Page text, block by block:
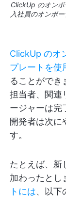
ClickUp のオン
入社員のオンボ
ClickUp のオ
プレートを使
ることができ
担当者、関連
ージャーは完
開発者は次に
す。
たとえば、新
加わったとし
トには、以下